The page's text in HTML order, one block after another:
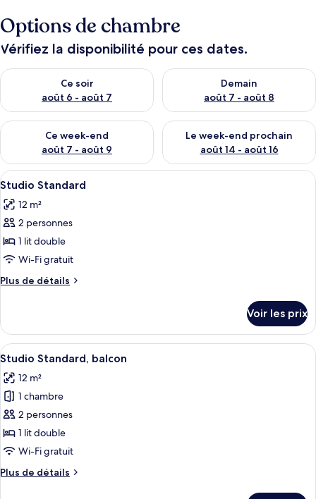
Options de chambre
Vérifiez la disponibilité pour ces dates.
Ce soir
août 6 - août 7
Vérifier la disponibilité pour ce soir août 6 - août 7
Demain
août 7 - août 8
Vérifier la disponibilité pour
Ce week-end
août 7 - août 9
Vérifier la disponibilité pour ce week-end août 7 - août 9
Le week-end prochain
août 14 - août 16
Vérifier la disponibilité pour
Afficher
toutes
les
photos
pour
ce
type
de
Studio
Standard
Studio Standard | Literie de qualité
11
Studio Standard
12 m²
2 personnes
1 lit double
Wi-Fi gratuit
Plus de détails
Plus
le
type
de
Studio
Standard
Voir les prix
Afficher
toutes
les
photos
pour
ce
type
chambre :
Studio Standard, balcon | Literie de
4
Studio Standard, balcon
12 m²
1 chambre
2 personnes
1 lit double
Wi-Fi gratuit
Plus de détails
Plus